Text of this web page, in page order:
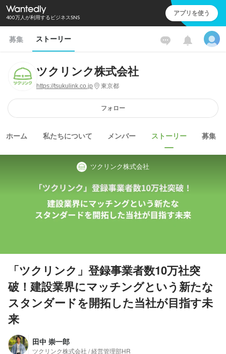
400万人が利用するビジネスSNS アプリを使う
募集 ストーリー
ツクリンク株式会社
https://tsukulink.co.jp 東京都
フォロー
ホーム 私たちについて メンバー ストーリー 募集
ツクリンク株式会社
「ツクリンク」登録事業者数10万社突
破！建設業界にマッチングという新たな
スタンダードを開拓した当社が目指す未
来
田中 崇一郎
ツクリンク株式会社 / 経営管理部HR